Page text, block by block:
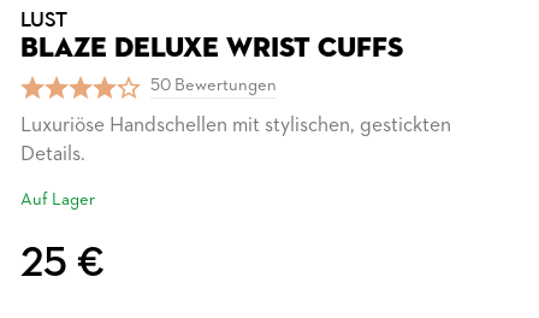
LUST
BLAZE DELUXE WRIST CUFFS
50 Bewertungen
Luxuriöse Handschellen mit stylischen, gestickten
Details.
Auf Lager
25 €